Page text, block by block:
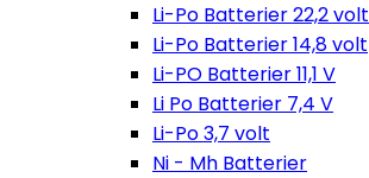
Li-Po Batterier 22,2 volt
Li-Po Batterier 14,8 volt
Li-PO Batterier 11,1 V
Li Po Batterier 7,4 V
Li-Po 3,7 volt
Ni - Mh Batterier